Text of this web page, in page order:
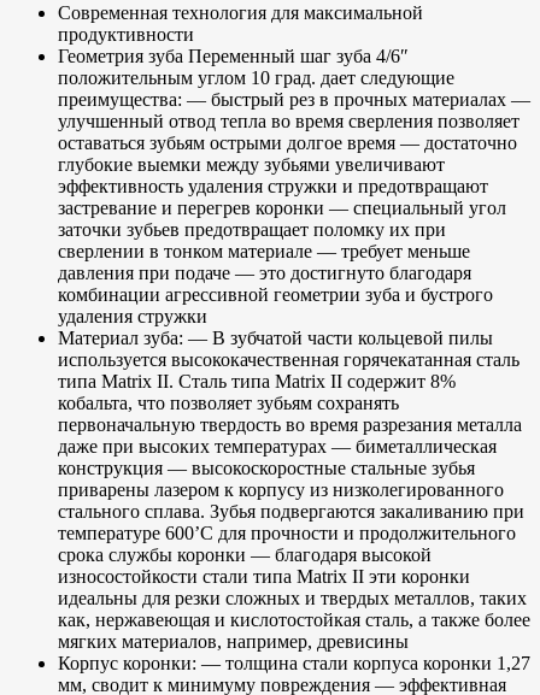
Современная технология для максимальной
продуктивности
Геометрия зуба Переменный шаг зуба 4/6″
положительным углом 10 град. дает следующие
преимущества: — быстрый рез в прочных материалах —
улучшенный отвод тепла во время сверления позволяет
оставаться зубьям острыми долгое время — достаточно
глубокие выемки между зубьями увеличивают
эффективность удаления стружки и предотвращают
застревание и перегрев коронки — специальный угол
заточки зубьев предотвращает поломку их при
сверлении в тонком материале — требует меньше
давления при подаче — это достигнуто благодаря
комбинации агрессивной геометрии зуба и бустрого
удаления стружки
Материал зуба: — В зубчатой части кольцевой пилы
используется высококачественная горячекатанная сталь
типа Matrix II. Сталь типа Matrix II содержит 8%
кобальта, что позволяет зубьям сохранять
первоначальную твердость во время разрезания металла
даже при высоких температурах — биметаллическая
конструкция — высокоскоростные стальные зубья
приварены лазером к корпусу из низколегированного
стального сплава. Зубья подвергаются закаливанию при
температуре 600’С для прочности и продолжительного
срока службы коронки — благодаря высокой
износостойкости стали типа Matrix II эти коронки
идеальны для резки сложных и твердых металлов, таких
как, нержавеющая и кислотостойкая сталь, а также более
мягких материалов, например, древисины
Корпус коронки: — толщина стали корпуса коронки 1,27
мм, сводит к минимуму повреждения — эффективная